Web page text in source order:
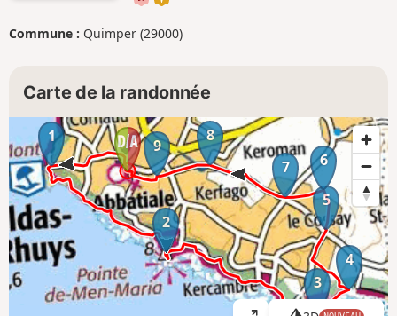
Commune : Quimper (29000)
Carte de la randonnée
1
2
3
4
5
6
7
8
9